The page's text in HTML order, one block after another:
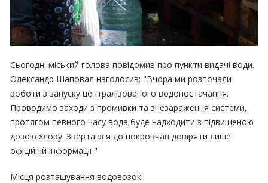
Сьогодні міський голова повідомив про пункти видачі води.
Олександр Шаповал наголосив: "Вчора ми розпочали
роботи з запуску централізованого водопостачання.
Проводимо заходи з промивки та знезараження системи,
протягом певного часу вода буде надходити з підвищеною
дозою хлору. Звертаюся до покровчан довіряти лише
офіційній інформації."
Місця розташування водовозок: